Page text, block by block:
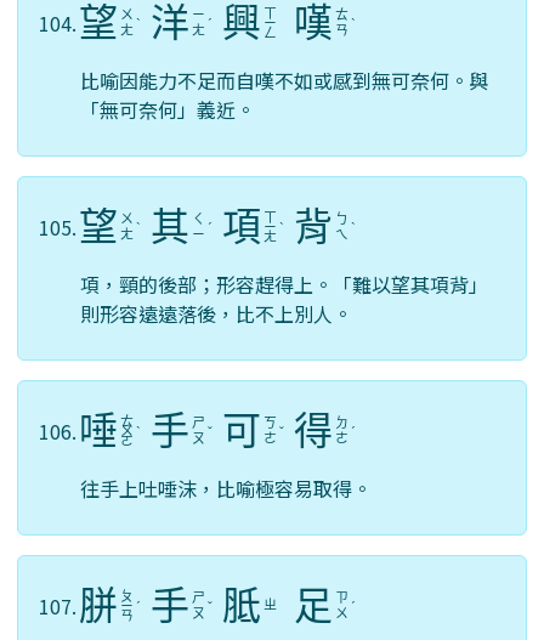
104.望 ㄨ
ㄤ ˋ 洋 ㄧ
ㄤ ˊ 興 ㄒ
ㄧ
ㄥ 嘆 ㄊ
ㄢ ˋ
比喻因能力不足而自嘆不如或感到無可奈何。與
「無可奈何」義近。
105.望 ㄨ
ㄤ ˋ 其 ㄑ
ㄧ ˊ 項 ㄒ
ㄧ
ㄤ
ˋ 背 ㄅ
ㄟ ˋ
項，頸的後部；形容趕得上。「難以望其項背」
則形容遠遠落後，比不上別人。
106. 唾 ㄊ
ㄨ
ㄛ
ˋ 手 ㄕ
ㄡ ˇ 可 ㄎ
ㄜ ˇ 得 ㄉ
ㄜ ˊ
往手上吐唾沫，比喻極容易取得。
107. 胼 ㄆ
ㄧ
ㄢ
ˊ 手 ㄕ
ㄡ ˇ 胝 ㄓ 足 ㄗ
ㄨ ˊ